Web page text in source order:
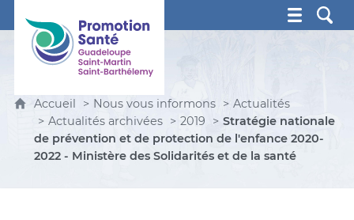
Promotion Santé Guadeloupe, Saint-Martin, Saint
Accueil Nous vous informons
Actualités
Actualités archivées
2019
Stratégie nationale
de prévention et de protection de l'enfance 2020-
2022 - Ministère des Solidarités et de la santé